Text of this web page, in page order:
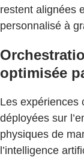
restent alignées
personnalisé à
optimisée
Les expériences
déployées sur
physiques de
l’intelligence